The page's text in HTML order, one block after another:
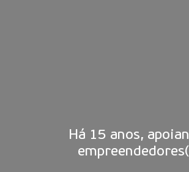
Há 15 anos, apoian
empreendedores(